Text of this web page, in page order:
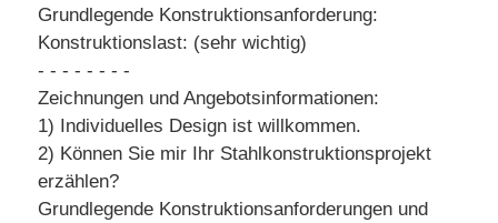
Grundlegende Konstruktionsanforderung:
Konstruktionslast: (sehr wichtig)
- - - - - - - -
Zeichnungen und Angebotsinformationen:
1) Individuelles Design ist willkommen.
2) Können Sie mir Ihr Stahlkonstruktionsprojekt
erzählen?
Grundlegende Konstruktionsanforderungen und